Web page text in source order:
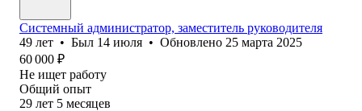
Системный администратор, заместитель руководителя
49 лет • Был 14 июля • Обновлено 25 марта 2025
60 000 ₽
Не ищет работу
Общий опыт
29 лет 5 месяцев